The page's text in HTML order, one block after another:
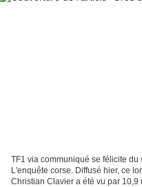
TF1 via communiqué se félicite
L'enquête corse. Diffusé hier, ce
Christian Clavier a été vu par